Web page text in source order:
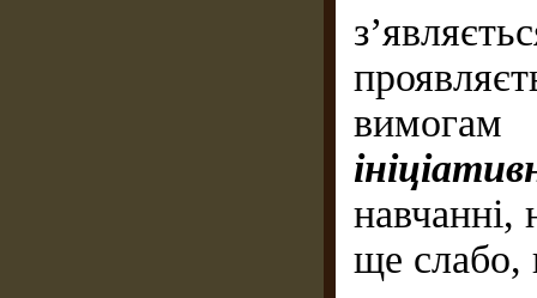
вимогам
навчанні,
ще слабо,